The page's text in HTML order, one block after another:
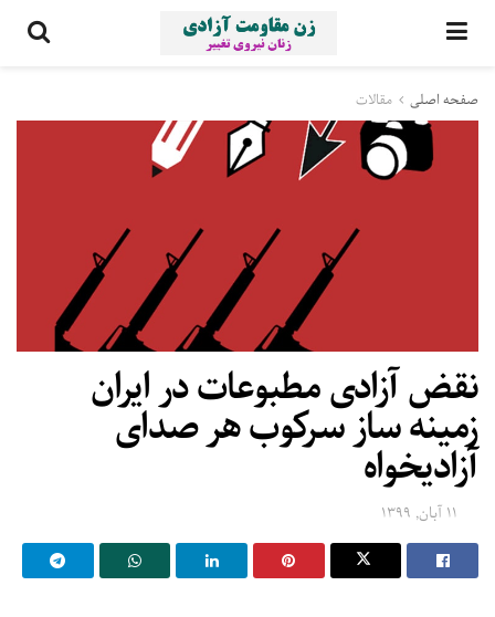
صفحه اصلی مقالات
نقض آزادی مطبوعات در ایران
زمینه ساز سرکوب هر صدای
آزادیخواه
۱۱ آبان, ۱۳۹۹